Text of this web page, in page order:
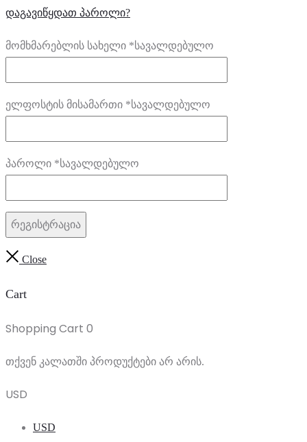
დაგავიწყდათ პაროლი?
მომხმარებლის სახელი *სავალდებულო
ელფოსტის მისამართი *სავალდებულო
პაროლი *სავალდებულო
რეგისტრაცია
Close
Cart
Shopping Cart 0
თქვენ კალათში პროდუქტები არ არის.
USD
USD